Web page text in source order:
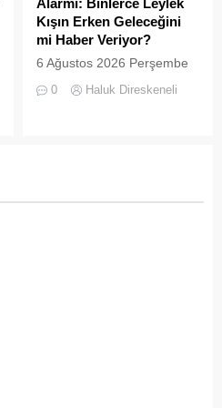
görüntüler, çevre sağlığı
açısından tehlike çanlarının
çaldığını gösteriyor. Çöpler
Konteynerlere Sığmıyor,...
Kışın Erken Geleceğini
mi Haber Veriyor?
6 Ağustos 2026 Perşembe
14:00 sularında Büyükada
0 Haluk Direskeneli